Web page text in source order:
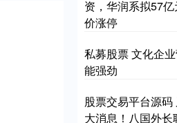
资，华润系拟57
价涨停
私募股票 文化企
能强劲
股票交易平台源
大消息！八国外